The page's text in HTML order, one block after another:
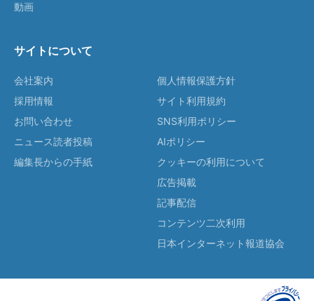
動画
サイトについて
会社案内
採用情報
お問い合わせ
ニュース読者投稿
編集長からの手紙
個人情報保護方針
サイト利用規約
SNS利用ポリシー
AIポリシー
クッキーの利用について
広告掲載
記事配信
コンテンツ二次利用
日本インターネット報道協会